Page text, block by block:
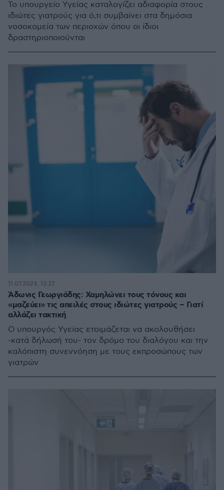
Το υπουργείο Υγείας καταλογίζει αδιαφορία στους
ιδιώτες γιατρούς για ό,τι συμβαίνει στα δημόσια
νοσοκομεία των περιοχών όπου οι ίδιοι
δραστηριοποιούνται
Άδωνις Γεωργιάδης: Χαμηλώνει τους τόνους και
«μαζεύει» τις απειλές στους ιδιώτες γιατρούς – Γιατί
αλλάζει τακτική
Ο υπουργός Υγείας ετοιμάζεται να ακολουθήσει
-κατά δήλωσή του- τον δρόμο του διαλόγου και την
καλόπιστη συνεννόηση με τους εκπροσώπους των
γιατρών
11.07.2024, 13:27